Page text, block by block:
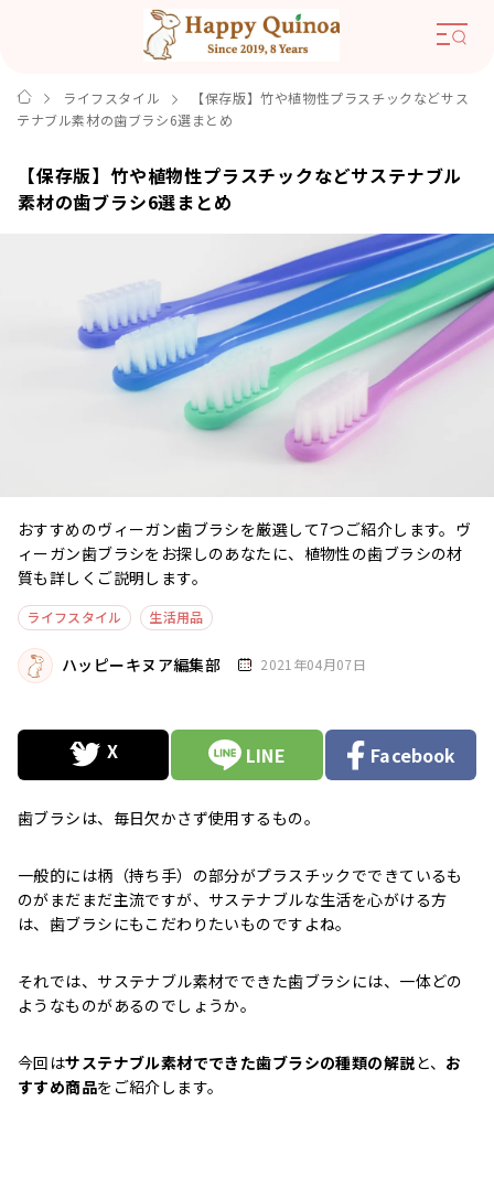
ライフスタイル
【保存版】竹や植物性プラスチックなどサス
テナブル素材の歯ブラシ6選まとめ
【保存版】竹や植物性プラスチックなどサステナブル
素材の歯ブラシ6選まとめ
おすすめのヴィーガン歯ブラシを厳選して7つご紹介します。ヴ
ィーガン歯ブラシをお探しのあなたに、植物性の歯ブラシの材
質も詳しくご説明します。
ライフスタイル 生活用品
ハッピーキヌア編集部 2021年04月07日
LINE Facebook
歯ブラシは、毎日欠かさず使用するもの。
一般的には柄（持ち手）の部分がプラスチックでできているも
のがまだまだ主流ですが、サステナブルな生活を心がける方
は、歯ブラシにもこだわりたいものですよね。
それでは、サステナブル素材でできた歯ブラシには、一体どの
ようなものがあるのでしょうか。
今回はサステナブル素材でできた歯ブラシの種類の解説と、 お
すすめ商品をご紹介します。